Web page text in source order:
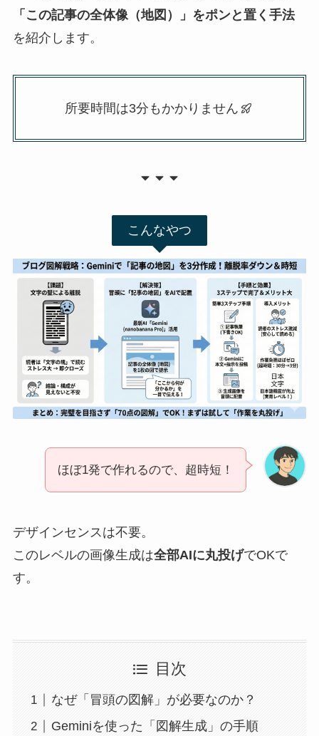
「この記事の全体像（地図）」をポンと置く手法
を紹介します。
所要時間は3分もかかりません
こんなやつ
ほぼ1発で作れるので、超時短！
デザインセンスは不要。
このレベルの画像生成は全部AIに丸投げでOKで
す。
目次
なぜ「冒頭の図解」が必要なのか？
Geminiを使った「図解生成」の手順